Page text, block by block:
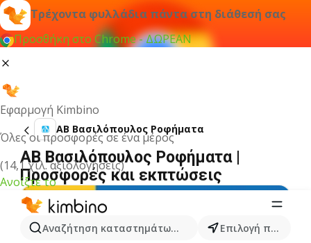
Τρέχοντα φυλλάδια πάντα στη διάθεσή σας
Προσθήκη στο Chrome - ΔΩΡΕΑΝ
Εφαρμογή Kimbino
Όλες οι προσφορές σε ένα μέρος
(14,1 χιλ. αξιολογήσεις)
Ανοίξτε το
Αναζήτηση καταστημάτων, κατηγοριών, προϊόντων...
Επιλογή πόλης
ΑΒ Βασιλόπουλος Ροφήματα
ΑΒ Βασιλόπουλος Ροφήματα |
Προσφορές και εκπτώσεις